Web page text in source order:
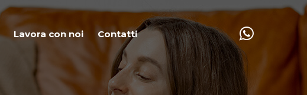
Lavora con noi Contatti